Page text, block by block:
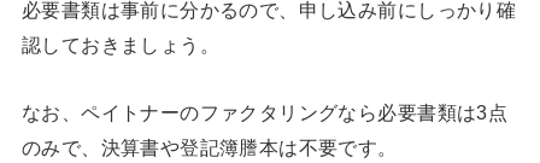
必要書類は事前に分かるので、申し込み前にしっかり確
認しておきましょう。
なお、ペイトナーのファクタリングなら必要書類は3点
のみで、決算書や登記簿謄本は不要です。